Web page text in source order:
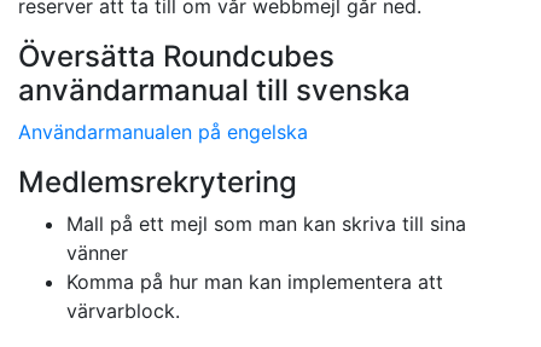
reserver att ta till om vår webbmejl går ned.
Översätta Roundcubes
användarmanual till svenska
Användarmanualen på engelska
Medlemsrekrytering
Mall på ett mejl som man kan skriva till sina
vänner
Komma på hur man kan implementera att
värvarblock.